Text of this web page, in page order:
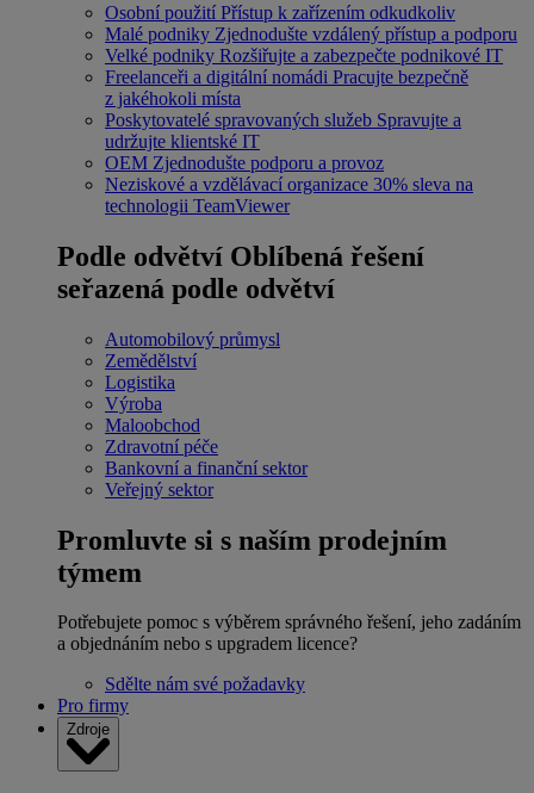
Osobní použití Přístup k zařízením odkudkoliv
Malé podniky Zjednodušte vzdálený přístup a podporu
Velké podniky Rozšiřujte a zabezpečte podnikové IT
Freelanceři a digitální nomádi Pracujte bezpečně
z jakéhokoli místa
Poskytovatelé spravovaných služeb Spravujte a
udržujte klientské IT
OEM Zjednodušte podporu a provoz
Neziskové a vzdělávací organizace 30% sleva na
technologii TeamViewer
Podle odvětví Oblíbená řešení
seřazená podle odvětví
Automobilový průmysl
Zemědělství
Logistika
Výroba
Maloobchod
Zdravotní péče
Bankovní a finanční sektor
Veřejný sektor
Promluvte si s naším prodejním
týmem
Potřebujete pomoc s výběrem správného řešení, jeho zadáním
a objednáním nebo s upgradem licence?
Sdělte nám své požadavky
Pro firmy
Zdroje